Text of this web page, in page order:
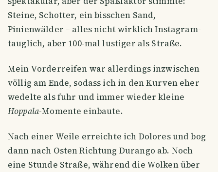
Steine, Schotter, ein bisschen Sand,
Pinienwälder – alles nicht wirklich Instagram-
tauglich, aber 100-mal lustiger als Straße.
Mein Vorderreifen war allerdings inzwischen
völlig am Ende, sodass ich in den Kurven eher
wedelte als fuhr und immer wieder kleine
Hoppala-Momente einbaute.
Nach einer Weile erreichte ich Dolores und bog
dann nach Osten Richtung Durango ab. Noch
eine Stunde Straße, während die Wolken über